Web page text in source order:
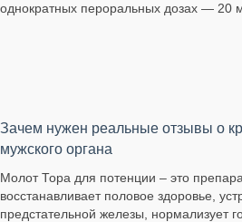
однократных пероральных дозах — 20
Зачем нужен реальные отзывы о
мужского органа
Молот Тора для потенции – это
восстанавливает половое здоровье,
предстательной железы, нормализует